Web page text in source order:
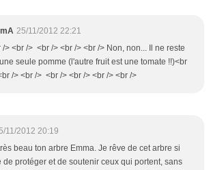
25/11/2012 22:21
/> <br /> <br /> <br /> <br /> Non, non... Il ne reste
seule pomme (l'autre fruit est une tomate !!)<br
/> <br /> <br /> <br /> <br /> <br />
11/2012 20:19
beau ton arbre Emma. Je rêve de cet arbre si
de protéger et de soutenir ceux qui portent, sans